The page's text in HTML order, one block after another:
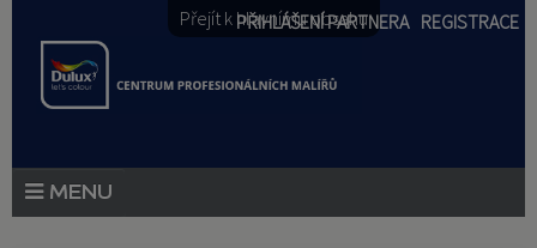
Přejít k hlavnímu obsahu
PŘIHLÁŠENÍ PARTNERA REGISTRACE